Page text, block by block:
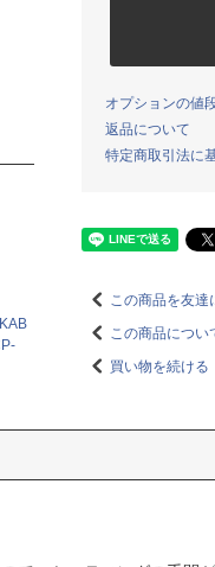
オプションの値
返品について
特定商取引法に
この商品を友達
この商品につい
買い物を続ける